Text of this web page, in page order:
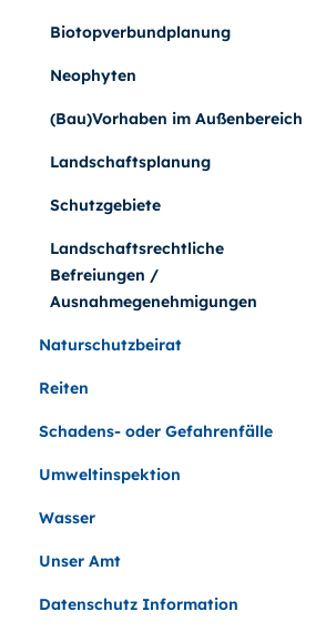
Biotopverbundplanung
Neophyten
(Bau)Vorhaben im Außenbereich
Landschaftsplanung
Schutzgebiete
Landschaftsrechtliche
Befreiungen /
Ausnahmegenehmigungen
Naturschutzbeirat
Reiten
Schadens- oder Gefahrenfälle
Umweltinspektion
Wasser
Unser Amt
Datenschutz Information